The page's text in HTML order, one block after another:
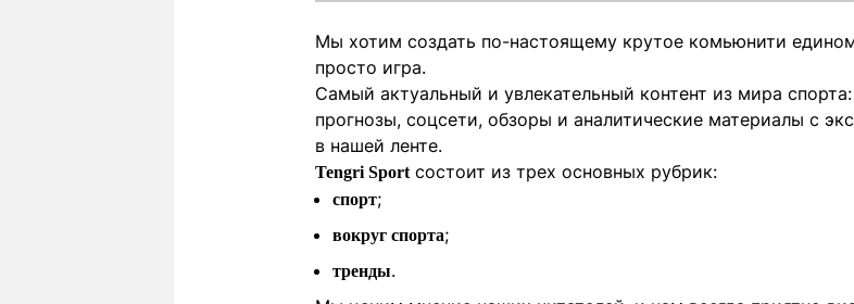
Мы хотим создать по-настоящему крутое комьюнити
просто игра.
Самый актуальный и увлекательный контент из мира
прогнозы, соцсети, обзоры и аналитические материалы с
в нашей ленте.
Tengri Sportсостоит из трех основных рубрик:
спорт;
вокруг спорта;
тренды.